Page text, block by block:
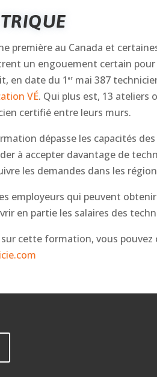
première au Canada et
un engouement certain
en date du 1er mai 387
VÉ. Qui plus est, 13 ateliers
certifié entre leurs murs.
dépasse les capacités
à accepter davantage de
les demandes dans les
employeurs qui peuvent
en partie les salaires des
cette formation, vous